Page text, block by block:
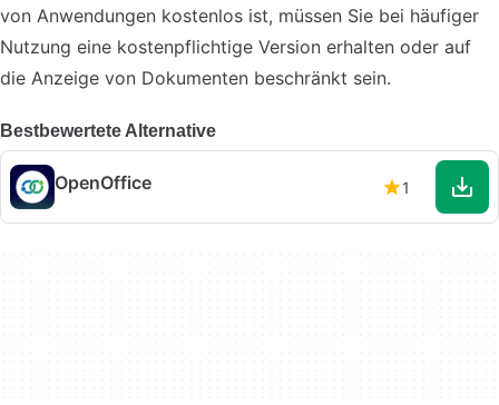
von Anwendungen kostenlos ist, müssen Sie bei häufiger
Nutzung eine kostenpflichtige Version erhalten oder auf
die Anzeige von Dokumenten beschränkt sein.
Bestbewertete Alternative
OpenOffice 1